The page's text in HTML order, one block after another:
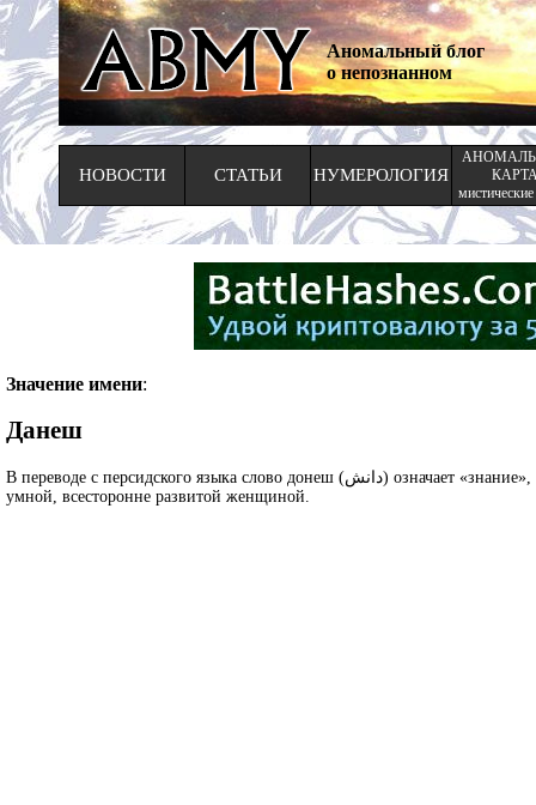
Аномальный блог
о непознанном
НОВОСТИ СТАТЬИ НУМЕРОЛОГИЯ
Значение имени:
Данеш
В переводе с персидского языка слово донеш (دانش) означает «знание», «наука».Давая такое имя своей дочери, родители выражают надежду, что она вырастет
умной, всесторонне развитой женщиной.